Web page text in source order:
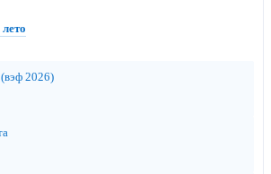
2026)